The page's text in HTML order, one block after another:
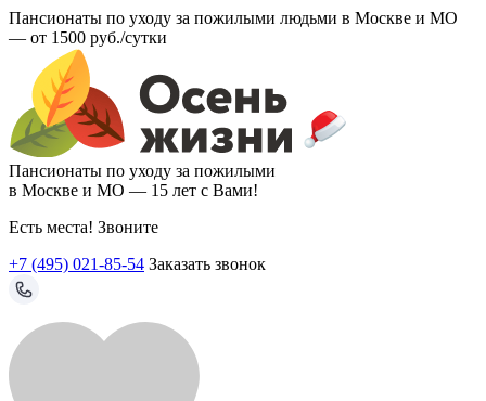
Пансионаты по уходу за пожилыми людьми в Москве и МО
— от 1500 руб./сутки
Пансионаты по уходу за пожилыми
в Москве и МО — 15 лет с Вами!
Есть места! Звоните
+7 (495) 021-85-54 Заказать звонок